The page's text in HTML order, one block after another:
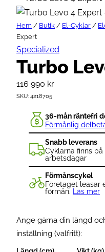
Hem / Butik / El-Cyklar /
Expert
Specialized
Turbo
116 990 kr
SKU: 4218705
36-mån räntefri
Förmånlig
Snabb leverans
Cyklarna finns
arbetsdagar
Förmånscykel
Företaget leasar
förmån.
Läs mer
Ange gärna din längd
inställning (valfritt):